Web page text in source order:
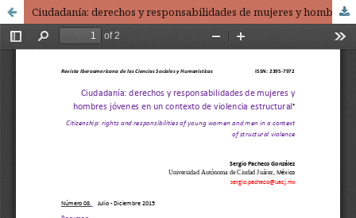
Ciudadanía: derechos y responsabilidades de mujeres y hombres jóvenes en un contexto de violencia estructural / Citizenship: rights and responsibilities of young women and men in a context of structural violence